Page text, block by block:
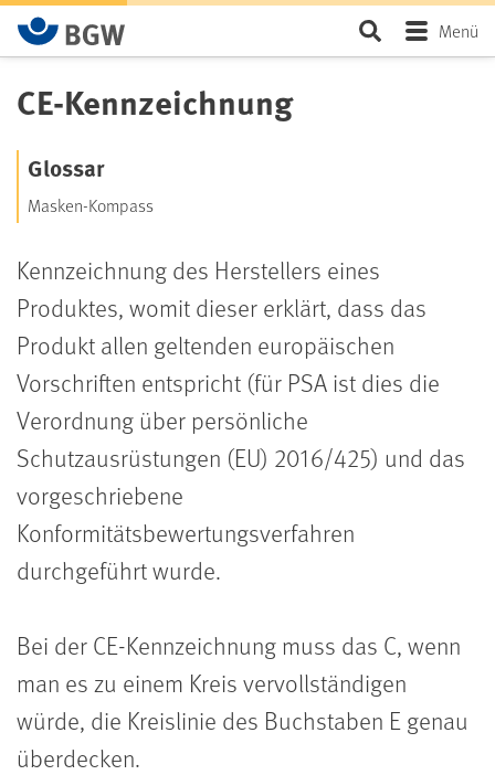
Zum Hauptinhalt springen SeiteMenü
CE-Kennzeichnung
Glossar
Masken-Kompass
Kennzeichnung des Herstellers eines
Produktes, womit dieser erklärt, dass das
Produkt allen geltenden europäischen
Vorschriften entspricht (für PSA ist dies die
Verordnung über persönliche
Schutzausrüstungen (EU) 2016/425) und das
vorgeschriebene
Konformitätsbewertungsverfahren
durchgeführt wurde.
Bei der CE-Kennzeichnung muss das C, wenn
man es zu einem Kreis vervollständigen
würde, die Kreislinie des Buchstaben E genau
überdecken.